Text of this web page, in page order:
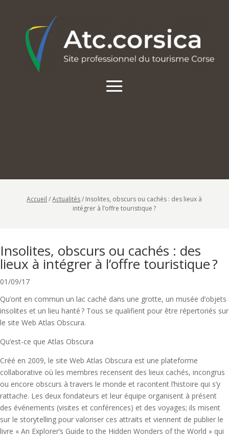
Accueil /Actualités/ Insolites, obscurs ou cachés : des lieux à
intégrer à l’offre touristique ?
Insolites, obscurs ou cachés : des
lieux à intégrer à l’offre touristique ?
01/09/17
Qu’ont en commun un lac caché dans une grotte, un musée d’objets
insolites et un lieu hanté ? Tous se qualifient pour être répertoriés sur
le site Web Atlas Obscura.
Qu’est-ce que Atlas Obscura
Créé en 2009, le site Web Atlas Obscura est une plateforme
collaborative où les membres recensent des lieux cachés, incongrus
ou encore obscurs à travers le monde et racontent l’histoire qui s’y
rattache. Les deux fondateurs et leur équipe organisent à présent
des événements (visites et conférences) et des voyages; ils misent
sur le storytelling pour valoriser ces attraits et viennent de publier le
livre « An Explorer’s Guide to the Hidden Wonders of the World » qui